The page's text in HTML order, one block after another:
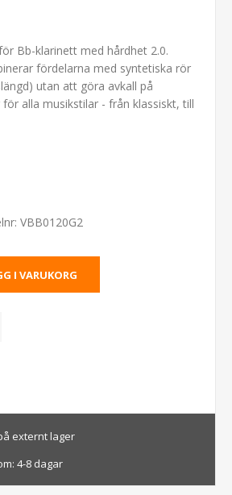
Bb-klarinett med hårdhet 2.0.
fördelarna med syntetiska rör
utan att göra avkall på
alla musikstilar - från klassiskt, till
VBB0120G2
externt lager
4-8 dagar